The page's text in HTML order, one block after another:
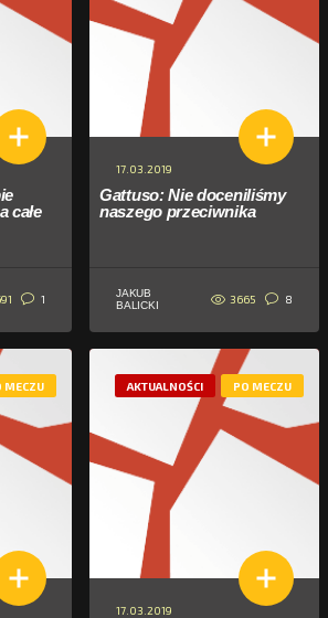
całe
1
17.03.2019
Gattuso: Nie doceniliśmy
naszego przeciwnika
JAKUB
BALICKI
3665 8
MECZU
AKTUALNOŚCI PO MECZU
17.03.2019